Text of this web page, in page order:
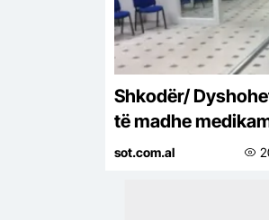
Shkodër/
të madhe
në spital 49-
sot.com.al